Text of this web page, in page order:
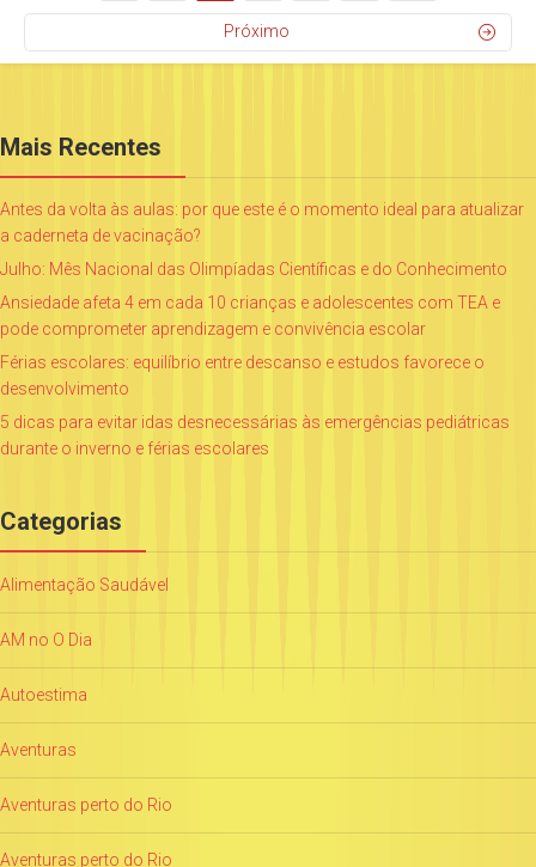
Próximo
Mais Recentes
Antes da volta às aulas: por que este é o momento ideal para atualizar
a caderneta de vacinação?
Julho: Mês Nacional das Olimpíadas Científicas e do Conhecimento
Ansiedade afeta 4 em cada 10 crianças e adolescentes com TEA e
pode comprometer aprendizagem e convivência escolar
Férias escolares: equilíbrio entre descanso e estudos favorece o
desenvolvimento
5 dicas para evitar idas desnecessárias às emergências pediátricas
durante o inverno e férias escolares
Categorias
Alimentação Saudável
AM no O Dia
Autoestima
Aventuras
Aventuras perto do Rio
Aventuras perto do Rio